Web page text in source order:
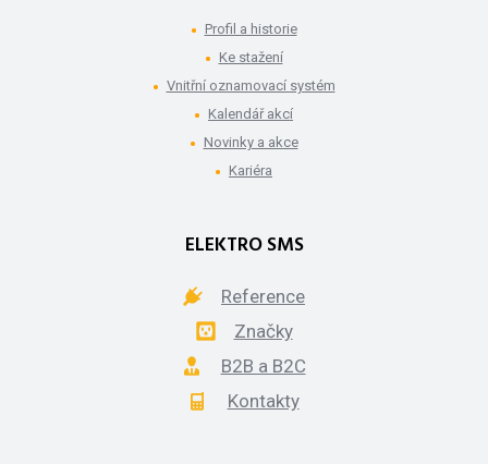
Profil a historie
Ke stažení
Vnitřní oznamovací systém
Kalendář akcí
Novinky a akce
Kariéra
ELEKTRO SMS
Reference
Značky
B2B a B2C
Kontakty